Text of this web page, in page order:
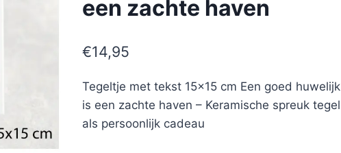
een zachte haven
€14,95
Tegeltje met tekst 15×15 cm Een goed huwelijk
is een zachte haven – Keramische spreuk tegel
als persoonlijk cadeau